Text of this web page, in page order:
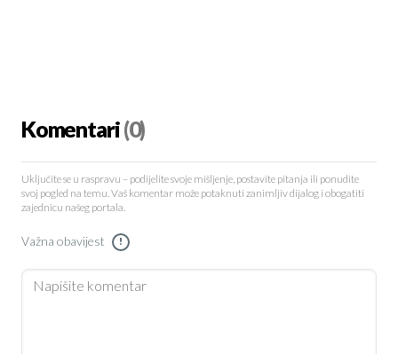
Komentari(0)
Uključite se u raspravu – podijelite svoje mišljenje, postavite pitanja ili ponudite
svoj pogled na temu. Vaš komentar može potaknuti zanimljiv dijalog i obogatiti
zajednicu našeg portala.
Važna obavijest !